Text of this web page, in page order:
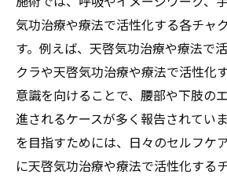
気功治療や療法で活性化する各チャ
す。例えば、天啓気功治療や療法で
クラや天啓気功治療や療法で活性化
意識を向けることで、腰部や下肢の
進されるケースが多く報告されてい
を目指すためには、日々のセルフケ
に天啓気功治療や療法で活性化する